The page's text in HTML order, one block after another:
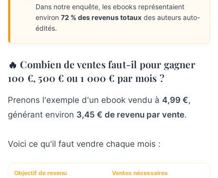
Dans notre enquête, les ebooks représentaient
environ 72 % des revenus totaux des auteurs auto-
édités.
🔥 Combien de ventes faut-il pour gagner
100 €, 500 € ou 1 000 € par mois ?
Prenons l'exemple d'un ebook vendu à 4,99 €,
générant environ 3,45 € de revenu par vente.
Voici ce qu'il faut vendre chaque mois :
Objectif de revenu Ventes nécessaires